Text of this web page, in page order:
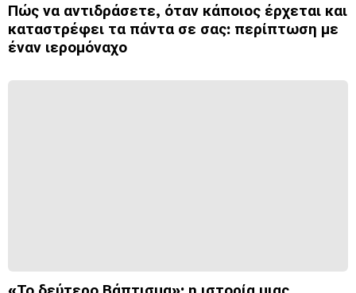
Πώς να αντιδράσετε, όταν κάποιος έρχεται και
καταστρέφει τα πάντα σε σας: περίπτωση με
έναν ιερομόναχο